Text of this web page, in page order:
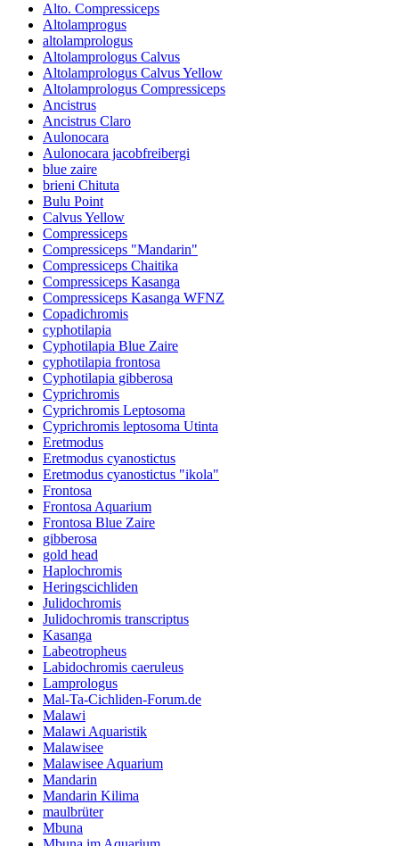
Alto. Compressiceps
Altolamprogus
altolamprologus
Altolamprologus Calvus
Altolamprologus Calvus Yellow
Altolamprologus Compressiceps
Ancistrus
Ancistrus Claro
Aulonocara
Aulonocara jacobfreibergi
blue zaire
brieni Chituta
Bulu Point
Calvus Yellow
Compressiceps
Compressiceps "Mandarin"
Compressiceps Chaitika
Compressiceps Kasanga
Compressiceps Kasanga WFNZ
Copadichromis
cyphotilapia
Cyphotilapia Blue Zaire
cyphotilapia frontosa
Cyphotilapia gibberosa
Cyprichromis
Cyprichromis Leptosoma
Cyprichromis leptosoma Utinta
Eretmodus
Eretmodus cyanostictus
Eretmodus cyanostictus "ikola"
Frontosa
Frontosa Aquarium
Frontosa Blue Zaire
gibberosa
gold head
Haplochromis
Heringscichliden
Julidochromis
Julidochromis transcriptus
Kasanga
Labeotropheus
Labidochromis caeruleus
Lamprologus
Mal-Ta-Cichliden-Forum.de
Malawi
Malawi Aquaristik
Malawisee
Malawisee Aquarium
Mandarin
Mandarin Kilima
maulbrüter
Mbuna